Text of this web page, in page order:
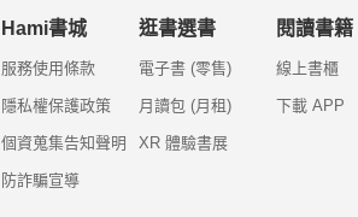
Hami書城
服務使用條款
隱私權保護政策
個資蒐集告知聲明
防詐騙宣導
逛書選書
電子書 (零售)
月讀包 (月租)
XR 體驗書展
閱讀書籍
線上書櫃
下載 APP